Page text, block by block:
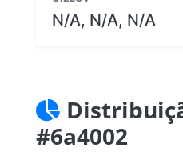
N/A, N/A, N/A
#6a4002